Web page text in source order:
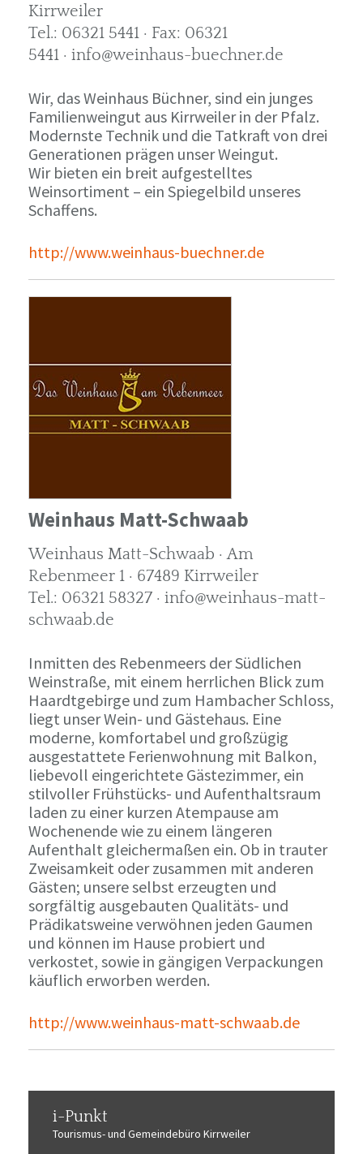
Kirrweiler
Tel.: 06321 5441 · Fax: 06321
5441 · info@weinhaus-buechner.de
Wir, das Weinhaus Büchner, sind ein junges
Familienweingut aus Kirrweiler in der Pfalz.
Modernste Technik und die Tatkraft von drei
Generationen prägen unser Weingut.
Wir bieten ein breit aufgestelltes
Weinsortiment – ein Spiegelbild unseres
Schaffens.
http://www.weinhaus-buechner.de
Weinhaus Matt-Schwaab
Weinhaus Matt-Schwaab · Am
Rebenmeer 1 · 67489 Kirrweiler
Tel.: 06321 58327 · info@weinhaus-matt-
schwaab.de
Inmitten des Rebenmeers der Südlichen
Weinstraße, mit einem herrlichen Blick zum
Haardtgebirge und zum Hambacher Schloss,
liegt unser Wein- und Gästehaus. Eine
moderne, komfortabel und großzügig
ausgestattete Ferienwohnung mit Balkon,
liebevoll eingerichtete Gästezimmer, ein
stilvoller Frühstücks- und Aufenthaltsraum
laden zu einer kurzen Atempause am
Wochenende wie zu einem längeren
Aufenthalt gleichermaßen ein. Ob in trauter
Zweisamkeit oder zusammen mit anderen
Gästen; unsere selbst erzeugten und
sorgfältig ausgebauten Qualitäts- und
Prädikatsweine verwöhnen jeden Gaumen
und können im Hause probiert und
verkostet, sowie in gängigen Verpackungen
käuflich erworben werden.
http://www.weinhaus-matt-schwaab.de
i-Punkt
Tourismus-und Gemeindebüro Kirrweiler